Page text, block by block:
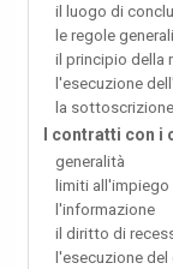
il luogo di
le regole generali
il principio della
l'esecuzione
la
I contratti con i
generalità
limiti
l'informazione
il diritto di
l'esecuzione